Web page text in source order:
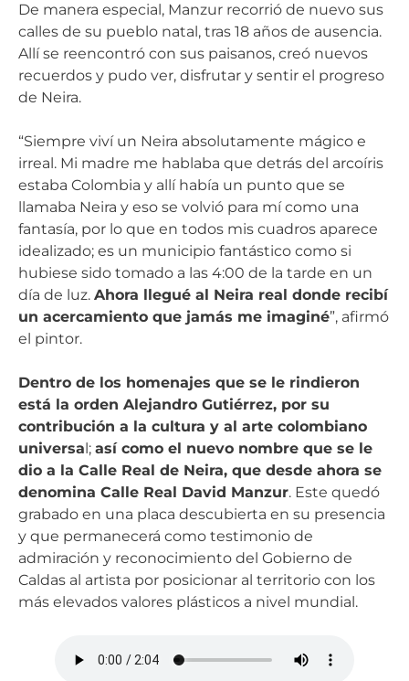
De manera especial, Manzur recorrió de nuevo sus
calles de su pueblo natal, tras 18 años de ausencia.
Allí se reencontró con sus paisanos, creó nuevos
recuerdos y pudo ver, disfrutar y sentir el progreso
de Neira.
“Siempre viví un Neira absolutamente mágico e
irreal. Mi madre me hablaba que detrás del arcoíris
estaba Colombia y allí había un punto que se
llamaba Neira y eso se volvió para mí como una
fantasía, por lo que en todos mis cuadros aparece
idealizado; es un municipio fantástico como si
hubiese sido tomado a las 4:00 de la tarde en un
día de luz. Ahora llegué al Neira real donde recibí
un acercamiento que jamás me imaginé”, afirmó
el pintor.
Dentro de los homenajes que se le rindieron
está la orden Alejandro Gutiérrez, por su
contribución a la cultura y al arte colombiano
universal; así como el nuevo nombre que se le
dio a la Calle Real de Neira, que desde ahora se
denomina Calle Real David Manzur. Este quedó
grabado en una placa descubierta en su presencia
y que permanecerá como testimonio de
admiración y reconocimiento del Gobierno de
Caldas al artista por posicionar al territorio con los
más elevados valores plásticos a nivel mundial.